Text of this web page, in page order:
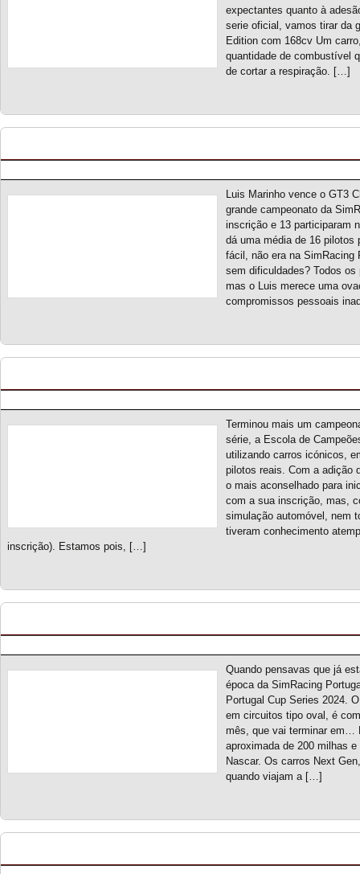
expectantes quanto à
serie oficial, vamos tirar da
Edition com 168cv Um
quantidade de combustível
de cortar a respiração. […]
Luis Marinho vence o GT3
grande campeonato da
inscrição e 13 participaram
dá uma média de 16 pilotos
fácil, não era na
sem dificuldades? Todos
mas o Luis merece uma
compromissos pessoais
Terminou mais um
série, a Escola de
utilizando carros icónicos,
pilotos reais. Com a adição
o mais aconselhado para
com a sua inscrição, mas,
simulação automóvel, nem
tiveram conhecimento
inscrição). Estamos pois, […]
Quando pensavas que já
época da SimRacing
Portugal Cup Series 2024.
em circuitos tipo oval, é
mês, que vai terminar em…
aproximada de 200 milhas
Nascar. Os carros Next
quando viajam a […]